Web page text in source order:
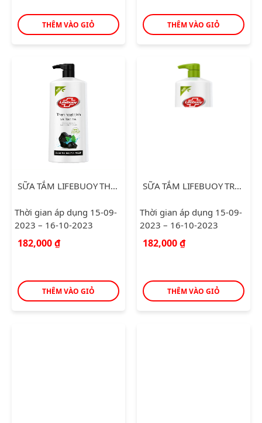
THÊM VÀO GIỎ THÊM VÀO GIỎ
SỮA TẮM LIFEBUOY THAN HOẠT TÍNH BẠC HÀ 850G
Thời gian áp dụng 15-09-
2023 – 16-10-2023
182,000₫
THÊM VÀO GIỎ
SỮA TẮM LIFEBUOY TRÀ XANH KHỔ QUA 850G
Thời gian áp dụng 15-09-
2023 – 16-10-2023
182,000₫
THÊM VÀO GIỎ